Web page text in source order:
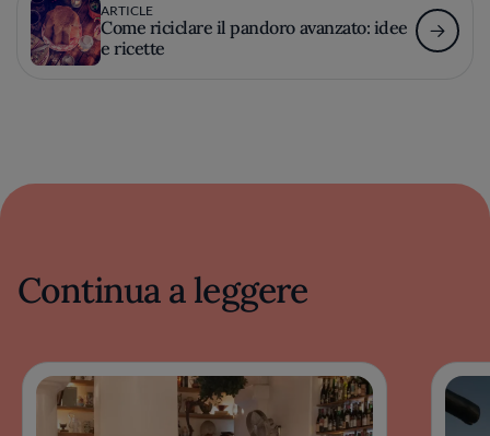
ARTICLE
Come riciclare il pandoro avanzato: idee
e ricette
Continua a leggere